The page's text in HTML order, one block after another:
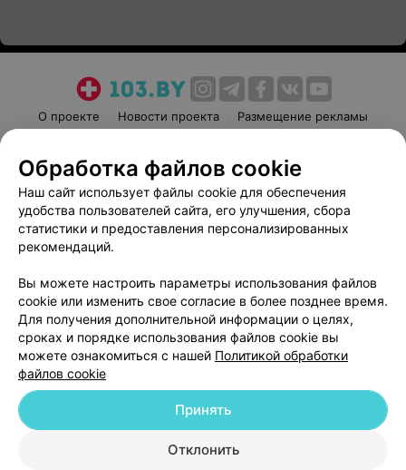
О проекте Новости проекта
Размещение рекламы
Пользовательское соглашение
Способы оплаты
Вакансии
Партнеры
Написать руководителю 103.by
Обработка персональных данных
© 2026 ООО «Артокс Лаб», УНП 191700409
| 220012, Республика Беларусь,
Обработка файлов cookie
Наш сайт использует файлы cookie для обеспечения
удобства пользователей сайта, его улучшения, сбора
статистики и предоставления персонализированных
рекомендаций.
Вы можете настроить параметры использования файлов
cookie или изменить свое согласие в более позднее время.
Для получения дополнительной информации о целях,
сроках и порядке использования файлов cookie вы
можете ознакомиться с нашей Политикой обработки
файлов cookie
Отклонить
Принять